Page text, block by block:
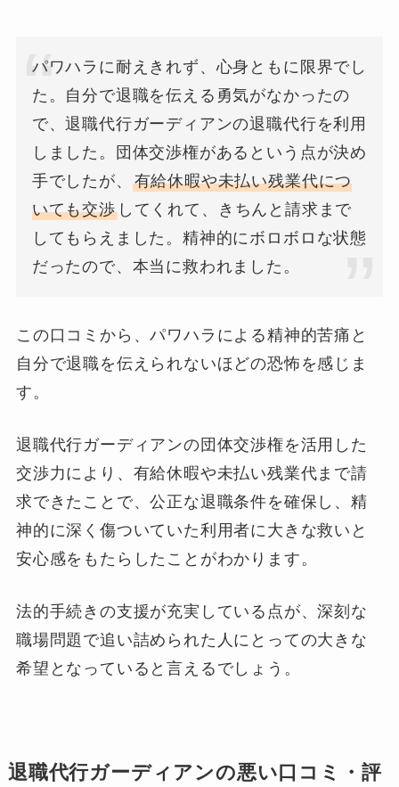
パワハラに耐えきれず、心身ともに限界でし
た。自分で退職を伝える勇気がなかったの
で、退職代行ガーディアンの退職代行を利用
しました。団体交渉権があるという点が決め
手でしたが、 有給休暇や未払い残業代につ
いても交渉してくれて、きちんと請求まで
してもらえました。精神的にボロボロな状態
だったので、本当に救われました。
この口コミから、パワハラによる精神的苦痛と
自分で退職を伝えられないほどの恐怖を感じま
す。
退職代行ガーディアンの団体交渉権を活用した
交渉力により、有給休暇や未払い残業代まで請
求できたことで、公正な退職条件を確保し、精
神的に深く傷ついていた利用者に大きな救いと
安心感をもたらしたことがわかります。
法的手続きの支援が充実している点が、深刻な
職場問題で追い詰められた人にとっての大きな
希望となっていると言えるでしょう。
退職代行ガーディアンの悪い口コミ・評